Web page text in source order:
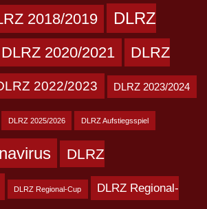
2018/2019
DLRZ
DLRZ 2020/2021
DLRZ
2022/2023 DLRZ 2023/2024
DLRZ 2025/2026 DLRZ Aufstiegsspiel
DLRZ
DLRZ Regional-Cup DLRZ Regional-